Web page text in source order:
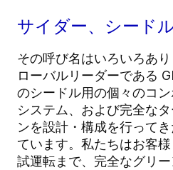
サイダー、シード
その呼び名はいろいろあ
ローバルリーダーである
のシードル用の個々のコ
システム、および完全な
ンを設計・構成を行って
ています。私たちはお客
試運転まで、完全なグリ